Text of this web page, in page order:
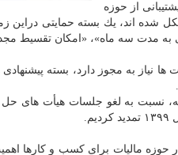
از حوزه
اند، یك بسته حمایتی دراین
مدت سه ماه»، «امكان تقسیط
ها نیاز به مجوز دارد، بسته
نسبت به لغو جلسات هیأت های حل
مالیات برای كسب و كارها